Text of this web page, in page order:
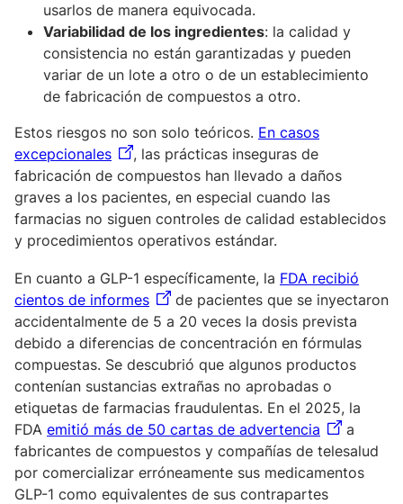
usarlos de manera equivocada.
Variabilidad de los ingredientes: la calidad y
consistencia no están garantizadas y pueden
variar de un lote a otro o de un establecimiento
de fabricación de compuestos a otro.
Estos riesgos no son solo teóricos. En casos
excepcionales
, las prácticas inseguras de
fabricación de compuestos han llevado a daños
graves a los pacientes, en especial cuando las
farmacias no siguen controles de calidad establecidos
y procedimientos operativos estándar.
En cuanto a GLP-1 específicamente, la FDA recibió
cientos de informes
de pacientes que se inyectaron
accidentalmente de 5 a 20 veces la dosis prevista
debido a diferencias de concentración en fórmulas
compuestas. Se descubrió que algunos productos
contenían sustancias extrañas no aprobadas o
etiquetas de farmacias fraudulentas. En el 2025, la
FDA emitió más de 50 cartas de advertencia
a
fabricantes de compuestos y compañías de telesalud
por comercializar erróneamente sus medicamentos
GLP-1 como equivalentes de sus contrapartes